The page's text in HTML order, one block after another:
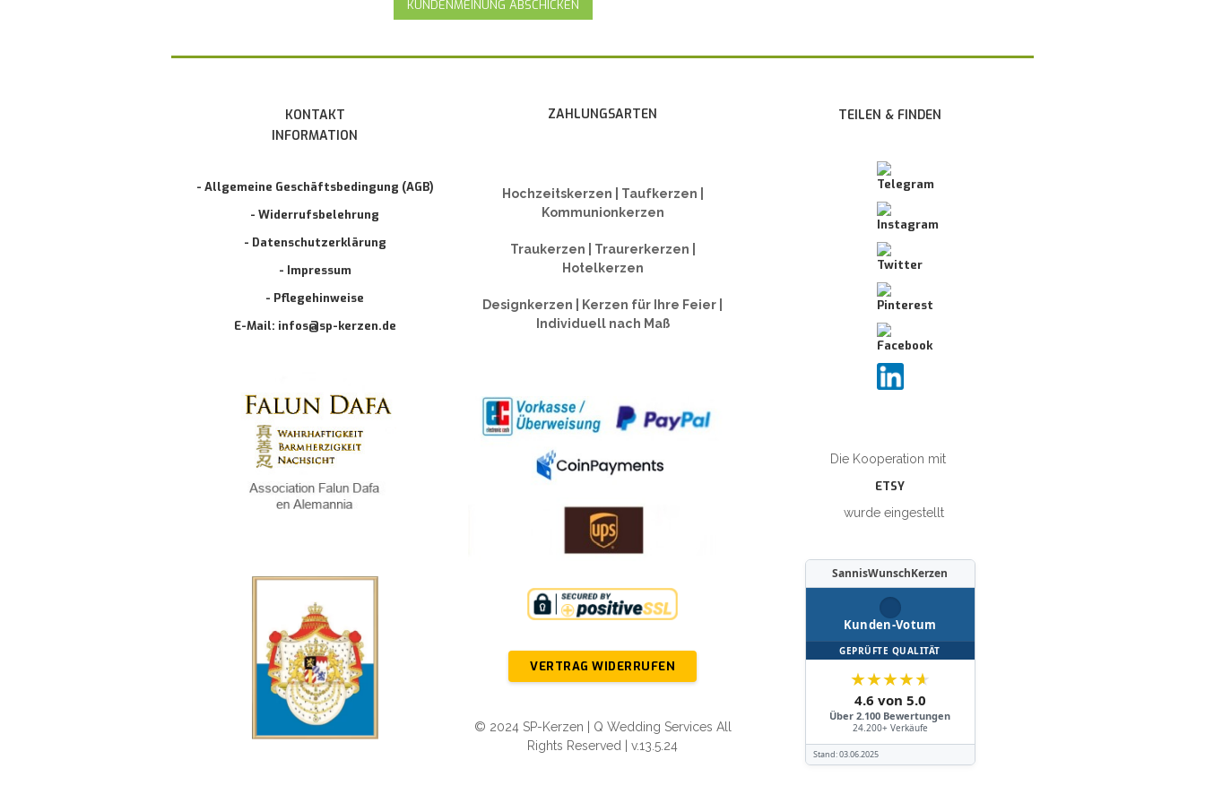
KUNDENMEINUNG ABSCHICKEN
KONTAKT
INFORMATION
- Allgemeine Geschäftsbedingung (AGB)
- Widerrufsbelehrung
- Datenschutzerklärung
- Impressum
- Pflegehinweise
E-Mail: infos@sp-kerzen.de
ZAHLUNGSARTEN
Hochzeitskerzen | Taufkerzen |
Kommunionkerzen
Traukerzen | Traurerkerzen |
Hotelkerzen
Designkerzen | Kerzen für Ihre Feier |
Individuell nach Maß
VERTRAG WIDERRUFEN
© 2024 SP-Kerzen | Q Wedding Services All
Rights Reserved | v.13.5.24
TEILEN & FINDEN
Die Kooperation mit
ETSY
wurde eingestellt
SannisWunschKerzen
Kunden-Votum
GEPRÜFTE QUALITÄT
★★★★★
4.6 von 5.0
Über 2.100 Bewertungen
24.200+ Verkäufe
Stand:03.06.2025